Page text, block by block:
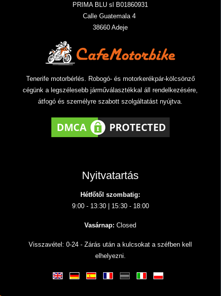
PRIMA BLU sl B01860931
Calle Guatemala 4
38660 Adeje
Tenerife motorbérlés. Robogó- és motorkerékpár-kölcsönző
cégünk a legszélesebb járműválasztékkal áll rendelkezésére,
átfogó és személyre szabott szolgáltatást nyújtva.
Nyitvatartás
Hétfőtől szombatig:
9:00 - 13:30 | 15:30 - 18:00
Vasárnap: Closed
Visszavétel: 0-24 - Zárás után a kulcsokat a széfben kell
elhelyezni.